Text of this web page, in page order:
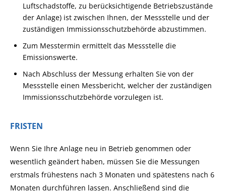
Luftschadstoffe, zu berücksichtigende Betriebszustände
der Anlage) ist zwischen Ihnen, der Messstelle und der
zuständigen Immissionsschutzbehörde abzustimmen.
Zum Messtermin ermittelt das Messstelle die
Emissionswerte.
Nach Abschluss der Messung erhalten Sie von der
Messstelle einen Messbericht, welcher der zuständigen
Immissionsschutzbehörde vorzulegen ist.
FRISTEN
Wenn Sie Ihre Anlage neu in Betrieb genommen oder
wesentlich geändert haben, müssen Sie die Messungen
erstmals frühestens nach 3 Monaten und spätestens nach 6
Monaten durchführen lassen. Anschließend sind die